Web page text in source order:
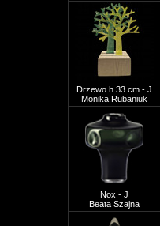
Drzewo h 33 cm - J
Monika Rubaniuk
Nox - J
Beata Szajna